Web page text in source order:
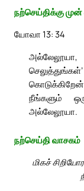
நற்செய்திக்கு
யோவா 13: 34
அல்லேலூயா,
நீங்களும்
அல்லேலூயா.
நற்செய்தி வாசகம்
மிகச்